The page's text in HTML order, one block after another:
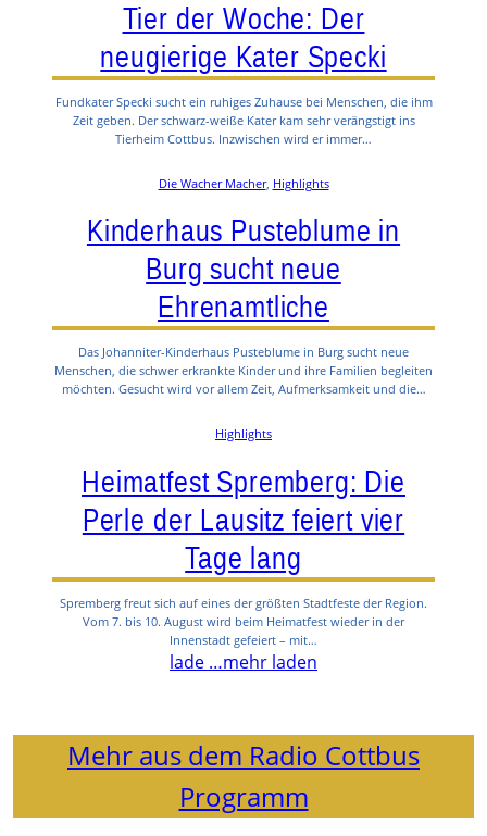
Tier der Woche: Der
neugierige Kater Specki
Fundkater Specki sucht ein ruhiges Zuhause bei Menschen, die ihm
Zeit geben. Der schwarz-weiße Kater kam sehr verängstigt ins
Tierheim Cottbus. Inzwischen wird er immer…
Die Wacher Macher, Highlights
Kinderhaus Pusteblume in
Burg sucht neue
Ehrenamtliche
Das Johanniter-Kinderhaus Pusteblume in Burg sucht neue
Menschen, die schwer erkrankte Kinder und ihre Familien begleiten
möchten. Gesucht wird vor allem Zeit, Aufmerksamkeit und die…
Highlights
Heimatfest Spremberg: Die
Perle der Lausitz feiert vier
Tage lang
Spremberg freut sich auf eines der größten Stadtfeste der Region.
Vom 7. bis 10. August wird beim Heimatfest wieder in der
Innenstadt gefeiert – mit…
lade …mehr laden
Mehr aus dem Radio Cottbus
Programm